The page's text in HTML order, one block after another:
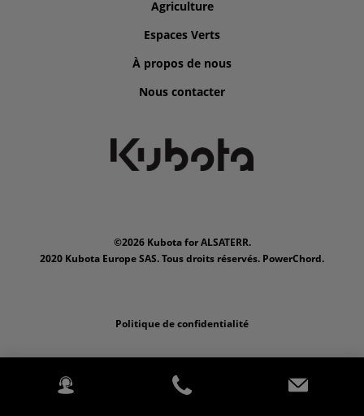
Agriculture
Espaces Verts
À propos de nous
Nous contacter
©2026 Kubota for ALSATERR.
2020 Kubota Europe SAS. Tous droits réservés. PowerChord.
Politique de confidentialité